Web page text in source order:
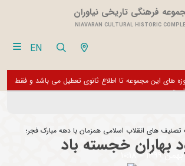
فرهنگی تاریخی نیاوران
NIAVARAN CULTURAL HISTORIC
EN
های این مجموعه تا اطلاع ثانوی تعطیل می باشد و فقط
است
تصنیف های انقلاب اسلامی همزمان با دهه مبارک فجر؛
بهاران خجسته باد